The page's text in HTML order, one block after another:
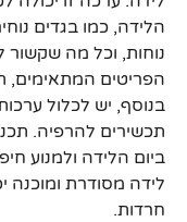
הלידה, כמו בגדים
נוחות, וכל מה שקשור
הפריטים המתאימים,
בנוסף, יש לכלול
תכשירים להרפיה.
ביום הלידה ולמנוע
לידה מסודרת ומוכנה
חרדות.